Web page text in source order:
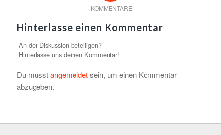
KOMMENTARE
Hinterlasse einen Kommentar
An der Diskussion beteiligen?
Hinterlasse uns deinen Kommentar!
Du musstangemeldetsein, um einen Kommentar
abzugeben.